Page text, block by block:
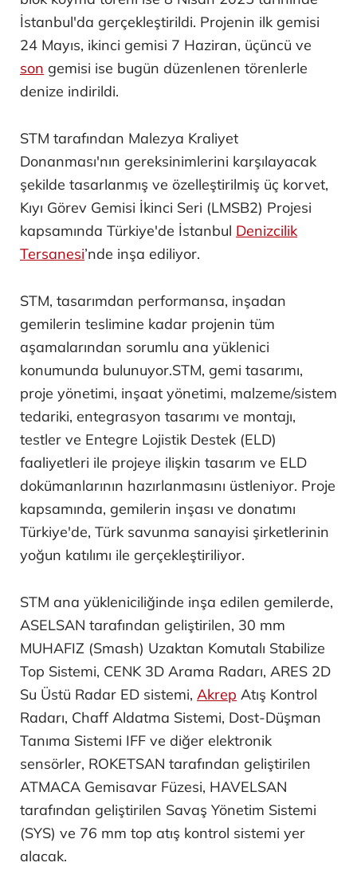
İstanbul'da gerçekleştirildi. Projenin ilk gemisi
24 Mayıs, ikinci gemisi 7 Haziran, üçüncü ve
son gemisi ise bugün düzenlenen törenlerle
denize indirildi.
STM tarafından Malezya Kraliyet
Donanması'nın gereksinimlerini karşılayacak
şekilde tasarlanmış ve özelleştirilmiş üç korvet,
Kıyı Görev Gemisi İkinci Seri (LMSB2) Projesi
kapsamında Türkiye'de İstanbul Denizcilik
Tersanesi’nde inşa ediliyor.
STM, tasarımdan performansa, inşadan
gemilerin teslimine kadar projenin tüm
aşamalarından sorumlu ana yüklenici
konumunda bulunuyor.STM, gemi tasarımı,
proje yönetimi, inşaat yönetimi, malzeme/sistem
tedariki, entegrasyon tasarımı ve montajı,
testler ve Entegre Lojistik Destek (ELD)
faaliyetleri ile projeye ilişkin tasarım ve ELD
dokümanlarının hazırlanmasını üstleniyor. Proje
kapsamında, gemilerin inşası ve donatımı
Türkiye'de, Türk savunma sanayisi şirketlerinin
yoğun katılımı ile gerçekleştiriliyor.
STM ana yükleniciliğinde inşa edilen gemilerde,
ASELSAN tarafından geliştirilen, 30 mm
MUHAFIZ (Smash) Uzaktan Komutalı Stabilize
Top Sistemi, CENK 3D Arama Radarı, ARES 2D
Su Üstü Radar ED sistemi, Akrep Atış Kontrol
Radarı, Chaff Aldatma Sistemi, Dost-Düşman
Tanıma Sistemi IFF ve diğer elektronik
sensörler, ROKETSAN tarafından geliştirilen
ATMACA Gemisavar Füzesi, HAVELSAN
tarafından geliştirilen Savaş Yönetim Sistemi
(SYS) ve 76 mm top atış kontrol sistemi yer
alacak.